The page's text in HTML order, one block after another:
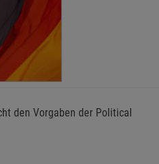
den Vorgaben der Political